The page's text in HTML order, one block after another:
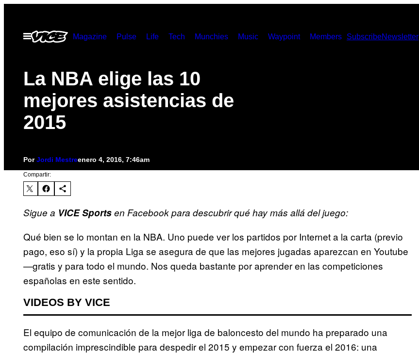
contenido
Abrir
Menú
Magazine Pulse Life Tech Munchies Music Waypoint Members SubscribeNewsletter
La NBA elige las 10
mejores asistencias de
2015
PorJordi Mestreenero 4, 2016, 7:46am
Compartir:
Sigue a VICE Sportsen Facebook para descubrir qué hay más allá del juego:
Qué bien se lo montan en la NBA. Uno puede ver los partidos por Internet a la carta (previo
pago, eso sí) y la propia Liga se asegura de que las mejores jugadas aparezcan en Youtube
—gratis y para todo el mundo. Nos queda bastante por aprender en las competiciones
españolas en este sentido.
VIDEOS BY VICE
El equipo de comunicación de la mejor liga de baloncesto del mundo ha preparado una
compilación imprescindible para despedir el 2015 y empezar con fuerza el 2016: una